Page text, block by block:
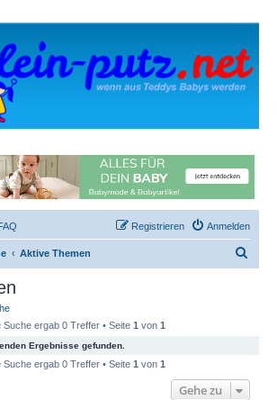
FAQ Anmelden
Registrieren
Aktive Themen
Suche ergab 0 Treffer • Seite 1 von 1
Ergebnisse gefunden.
Suche ergab 0 Treffer • Seite 1 von 1
Gehe zu